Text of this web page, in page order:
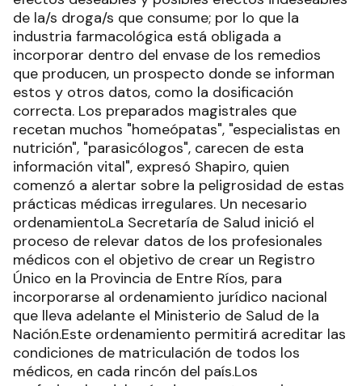
de la/s droga/s que consume; por lo que la
industria farmacológica está obligada a
incorporar dentro del envase de los remedios
que producen, un prospecto donde se informan
estos y otros datos, como la dosificación
correcta. Los preparados magistrales que
recetan muchos "homeópatas", "especialistas en
nutrición", "parasicólogos", carecen de esta
información vital", expresó Shapiro, quien
comenzó a alertar sobre la peligrosidad de estas
prácticas médicas irregulares. Un necesario
ordenamientoLa Secretaría de Salud inició el
proceso de relevar datos de los profesionales
médicos con el objetivo de crear un Registro
Único en la Provincia de Entre Ríos, para
incorporarse al ordenamiento jurídico nacional
que lleva adelante el Ministerio de Salud de la
Nación.Este ordenamiento permitirá acreditar las
condiciones de matriculación de todos los
médicos, en cada rincón del país.Los